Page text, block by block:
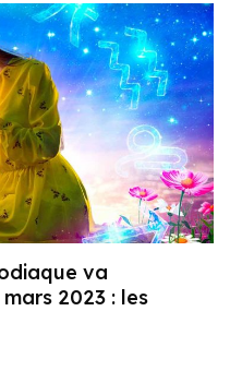
va
2023 : les